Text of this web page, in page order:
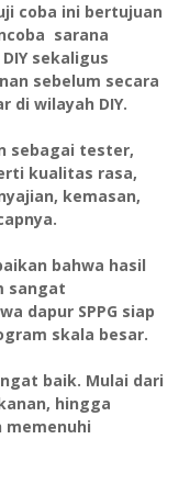
coba ini bertujuan
sarana
sekaligus
sebelum secara
di wilayah DIY.
sebagai tester,
kualitas rasa,
kemasan,
bahwa hasil
sangat
dapur SPPG siap
skala besar.
baik. Mulai dari
hingga
memenuhi